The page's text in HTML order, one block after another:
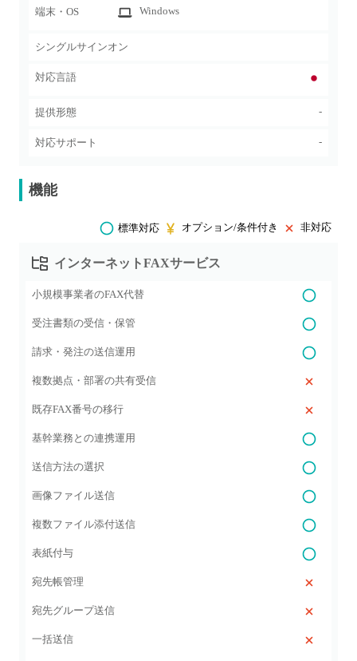
端末・OS Windows
シングルサインオン
対応言語
提供形態 -
対応サポート -
機能
標準対応 オプション/条件付き 非対応
インターネットFAXサービス
小規模事業者のFAX代替
受注書類の受信・保管
請求・発注の送信運用
複数拠点・部署の共有受信
既存FAX番号の移行
基幹業務との連携運用
送信方法の選択
画像ファイル送信
複数ファイル添付送信
表紙付与
宛先帳管理
宛先グループ送信
一括送信